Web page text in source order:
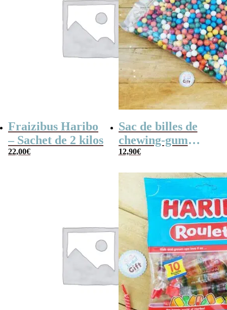
Fraizibus Haribo
– Sachet de 2 kilos
22,00€
Sac de billes de
chewing-gum
(2,5kg) – 800 billes
12,90€